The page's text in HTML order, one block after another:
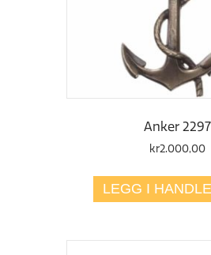
Anker 2297
kr2.000,00
LEGG I